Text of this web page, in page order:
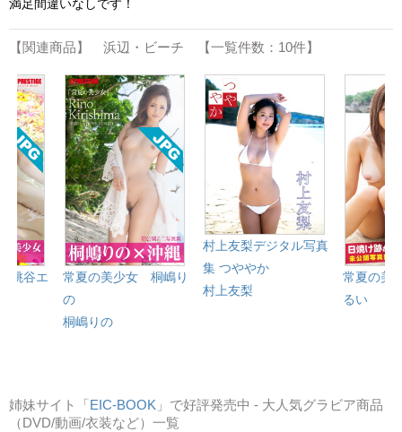
満足間違いなしです！
【関連商品】 浜辺・ビーチ 【一覧件数：10件】
桃谷エ
常夏の美少女 桐嶋り
の
桐嶋りの
村上友梨デジタル写真
集 つややか
村上友梨
常夏の美
るい
姉妹サイト「EIC-BOOK 」で好評発売中 - 大人気グラビア商品
（DVD/動画/衣装など）一覧